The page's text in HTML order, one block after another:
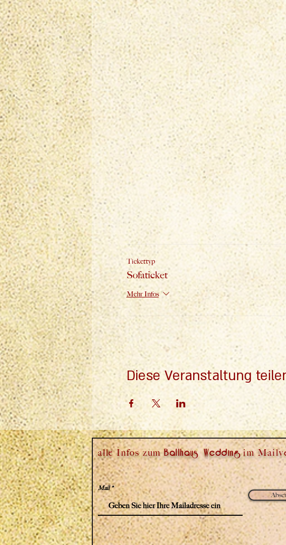
Tickettyp
Sofaticket
Mehr Infos
Diese Veranstaltung
alle Infos zumBallhaus Wedding im
Mail